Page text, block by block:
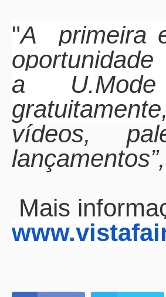
"A
primeira
a
gratuitamente,
vídeos,
lançamentos”,
Mais